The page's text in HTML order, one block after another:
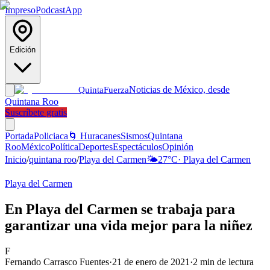
ImpresoPodcastApp
Edición
QuintaFuerzaNoticias de México, desde
Quintana Roo
Suscríbete gratis
PortadaPoliciaca 🌀 HuracanesSismosQuintana
RooMéxicoPolíticaDeportesEspectáculosOpinión
Inicio/quintana roo/Playa del Carmen🌤️27°C· Playa del Carmen
Playa del Carmen
En Playa del Carmen se trabaja para
garantizar una vida mejor para la niñez
F
Fernando Carrasco Fuentes·21 de enero de 2021 ·2 min de lectura